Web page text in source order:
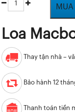
MUA
Loa
Thay tận nhà –
Bảo hành 12
Thanh toán tiền